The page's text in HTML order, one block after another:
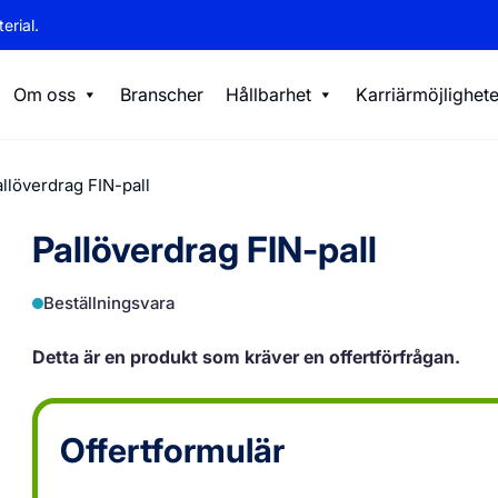
Om oss Branscher Hållbarhet
FIN-pall
Pallöverdrag FIN-pall
Beställningsvara
Detta är en produkt som kräver en offertförfrågan.
Offertformulär